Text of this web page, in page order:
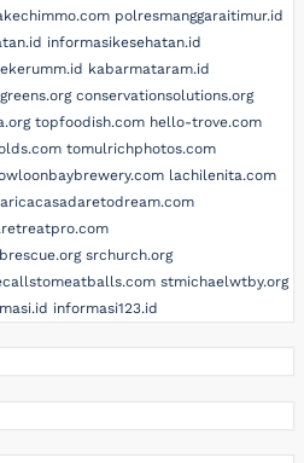
polresmanggaraitimur.id
informasikesehatan.id
kabarmataram.id
conservationsolutions.org
topfoodish.com hello-trove.com
tomulrichphotos.com
lachilenita.com
srchurch.org
stmichaelwtby.org
informasi123.id